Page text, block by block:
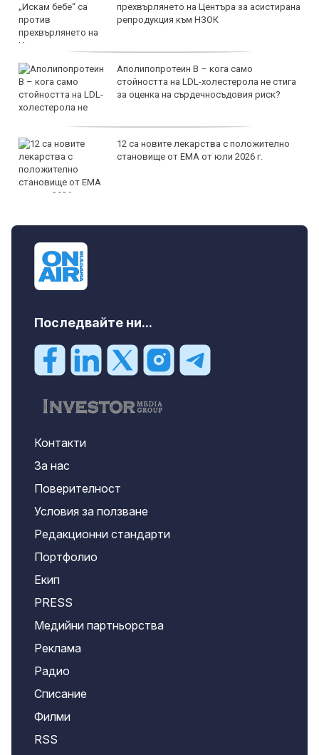
прехвърлянето на Центъра за асистирана
репродукция към НЗОК
Аполипопротеин B – кога само
стойността на LDL-холестерола не стига
за оценка на сърдечносъдовия риск?
12 са новите лекарства с положително
становище от ЕМА от юли 2026 г.
Последвайте ни...
Контакти
За нас
Поверителност
Условия за ползване
Редакционни стандарти
Портфолио
Екип
PRESS
Медийни партньорства
Реклама
Радио
Списание
Филми
RSS